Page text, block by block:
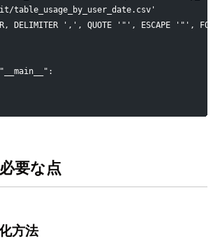
table_usage_by_user_date.csv'
DELIMITER ',', QUOTE '"', ESCAPE '"',
要な点
方法